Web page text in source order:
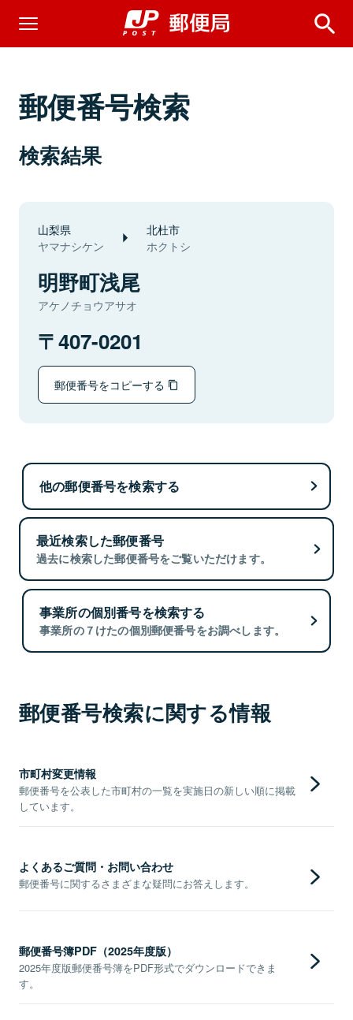
郵便番号検索
検索結果
山梨県
ヤマナシケン
北杜市
ホクトシ
明野町浅尾
アケノチョウアサオ
407-0201
郵便番号をコピーする
他の郵便番号を検索する
最近検索した郵便番号
過去に検索した郵便番号をご覧いただけます。
事業所の個別番号を検索する
事業所の７けたの個別郵便番号をお調べします。
郵便番号検索に関する情報
市町村変更情報
郵便番号を公表した市町村の一覧を実施日の新しい順に掲載
しています。
よくあるご質問・お問い合わせ
郵便番号に関するさまざまな疑問にお答えします。
郵便番号簿PDF（2025年度版）
2025年度版郵便番号簿をPDF形式でダウンロードできま
す。